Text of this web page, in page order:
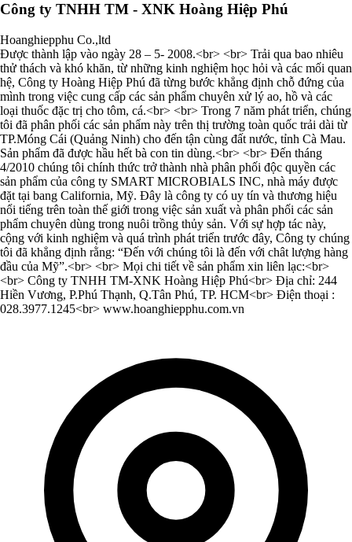
Công ty TNHH TM - XNK Hoàng Hiệp Phú
Hoanghiepphu Co.,ltd
Được thành lập vào ngày 28 – 5- 2008.<br> <br> Trải qua bao nhiêu
thử thách và khó khăn, từ những kinh nghiệm học hỏi và các mối quan
hệ, Công ty Hoàng Hiệp Phú đã từng bước khẳng định chỗ đứng của
mình trong việc cung cấp các sản phẩm chuyên xử lý ao, hồ và các
loại thuốc đặc trị cho tôm, cá.<br> <br> Trong 7 năm phát triển, chúng
tôi đã phân phối các sản phẩm này trên thị trường toàn quốc trải dài từ
TP.Móng Cái (Quảng Ninh) cho đến tận cùng đất nước, tỉnh Cà Mau.
Sản phẩm đã được hầu hết bà con tin dùng.<br> <br> Đến tháng
4/2010 chúng tôi chính thức trở thành nhà phân phối độc quyền các
sản phẩm của công ty SMART MICROBIALS INC, nhà máy được
đặt tại bang California, Mỹ. Đây là công ty có uy tín và thương hiệu
nổi tiếng trên toàn thế giới trong việc sản xuất và phân phối các sản
phẩm chuyên dùng trong nuôi trồng thủy sản. Với sự hợp tác này,
cộng với kinh nghiệm và quá trình phát triển trước đây, Công ty chúng
tôi đã khẳng định rằng: “Đến với chúng tôi là đến với chât lượng hàng
đầu của Mỹ”.<br> <br> Mọi chi tiết về sản phẩm xin liên lạc:<br>
<br> Công ty TNHH TM-XNK Hoàng Hiệp Phú<br> Địa chỉ: 244
Hiền Vương, P.Phú Thạnh, Q.Tân Phú, TP. HCM<br> Điện thoại :
028.3977.1245<br> www.hoanghiepphu.com.vn